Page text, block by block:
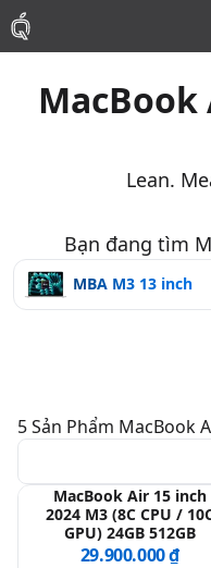
Mac
Phụ Kiện
Sửa Chữa
Thay Linh Kiện
MacBook
Lean.
Bạn đang tìm
MBA M3 13 inch
5Sản Phẩm MacBook
MacBook Air 15 inch
2024 M3 (8C CPU /
GPU) 24GB 512GB
29.900.000 ₫